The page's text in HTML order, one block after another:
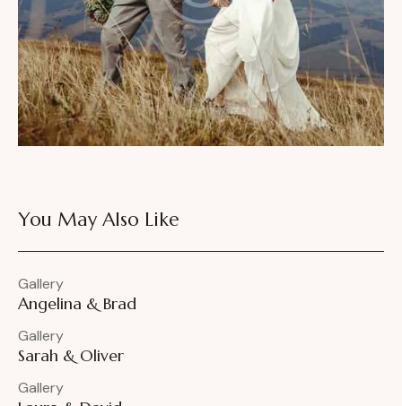
You May Also Like
Gallery
Angelina & Brad
Gallery
Sarah & Oliver
Gallery